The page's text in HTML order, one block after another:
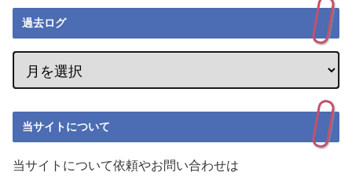
過去ログ
当サイトについて
当サイトについて依頼やお問い合わせは